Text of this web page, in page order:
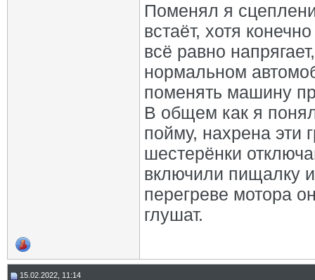
Поменял я
встаёт, хотя
всё равно
нормальном
поменять машину
В общем как я
пойму, нахрена эти
шестерёнки
включили пищалку
перегреве мотора
глушат.
15.02.2022, 11:14